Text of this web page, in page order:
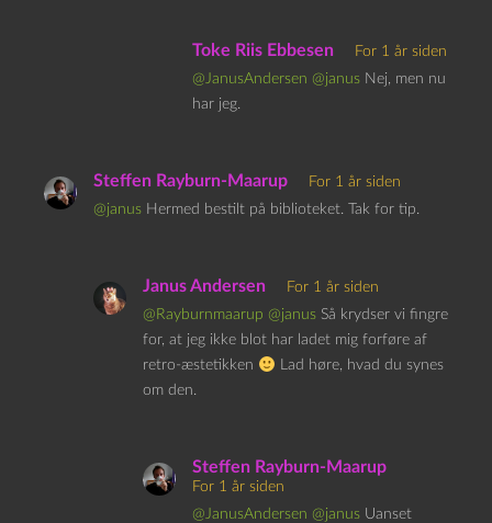
Toke Riis Ebbesen
For 1 år siden
@JanusAndersen @janus Nej, men nu
har jeg.
Steffen Rayburn-Maarup
For 1 år siden
@janus Hermed bestilt på biblioteket. Tak for tip.
Janus Andersen
For 1 år siden
@Rayburnmaarup @janus Så krydser vi fingre
for, at jeg ikke blot har ladet mig forføre af
retro-æstetikken
Lad høre, hvad du synes
om den.
Steffen Rayburn-Maarup
For 1 år siden
@JanusAndersen @janus Uanset